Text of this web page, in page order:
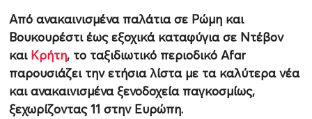
Από ανακαινισμένα παλάτια σε Ρώμη και
Βουκουρέστι έως εξοχικά καταφύγια σε Ντέβον
και Κρήτη, το ταξιδιωτικό περιοδικό Afar
παρουσιάζει την ετήσια λίστα με τα καλύτερα νέα
και ανακαινισμένα ξενοδοχεία παγκοσμίως,
ξεχωρίζοντας 11 στην Ευρώπη.